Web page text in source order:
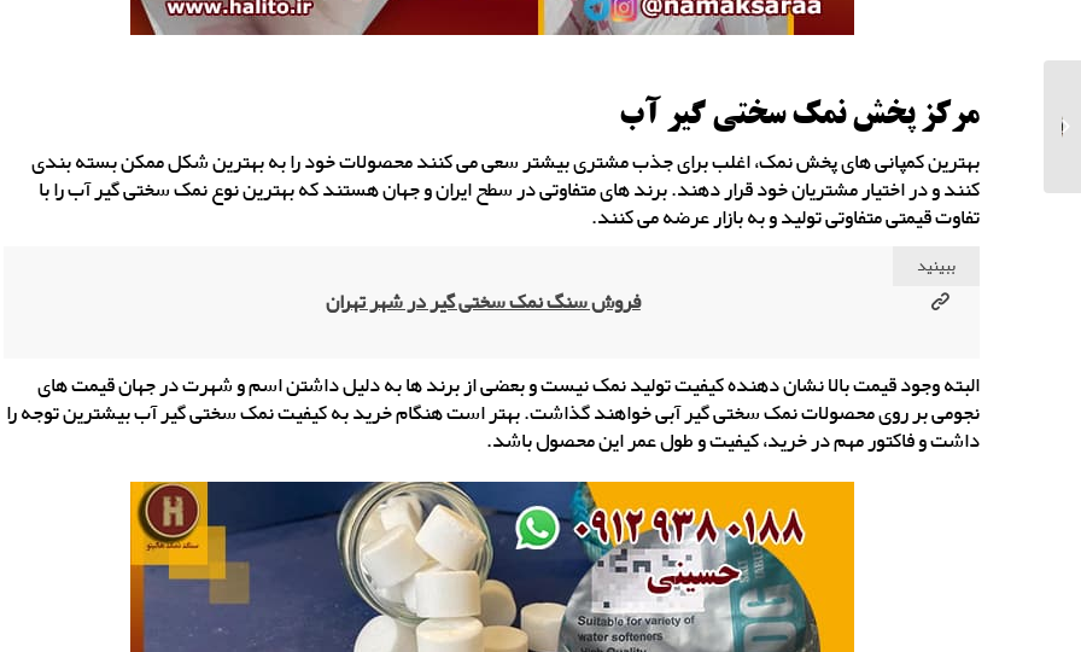
مرکز پخش نمک سختی گیر آب
بهترین کمپانی های پخش نمک، اغلب برای جذب مشتری بیشتر سعی می کنند محصولات خود را به بهترین شکل ممکن بسته بندی
کنند و در اختیار مشتریان خود قرار دهند. برند های متفاوتی در سطح ایران و جهان هستند که بهترین نوع نمک سختی گیر آب را با
تفاوت قیمتی متفاوتی تولید و به بازار عرضه می کنند.
ببینید
فروش سنگ نمک سختی گیر در شهر تهران
البته وجود قیمت بالا نشان دهنده کیفیت تولید نمک نیست و بعضی از برند ها به دلیل داشتن اسم و‌ شهرت در جهان قیمت های
نجومی بر روی محصولات نمک سختی گیر آبی خواهند گذاشت. بهتر است هنگام خرید به کیفیت نمک سختی گیر آب بیشترین توجه را
داشت و فاکتور مهم در خرید، کیفیت و طول عمر این محصول باشد.
سنگ نمک سفید
صادراتی با کیسه جامبو
بگ